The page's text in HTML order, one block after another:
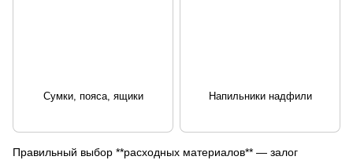
Правильный выбор **расходных материалов** — залог
Сумки, пояса, ящики Напильники надфили